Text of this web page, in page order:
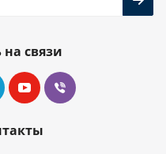
на связи